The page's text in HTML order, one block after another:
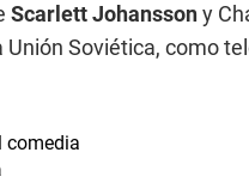
Scarlett Johanssony
Soviética, como